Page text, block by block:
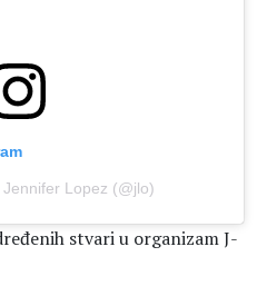
Lopez (@jlo)
stvari u organizam J-